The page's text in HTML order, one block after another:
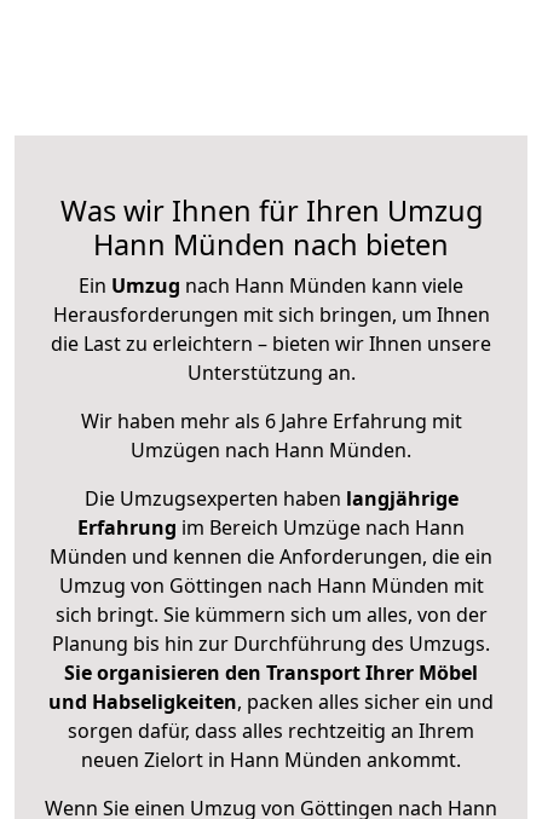
Was wir Ihnen für Ihren Umzug
Hann Münden nach bieten
Ein Umzug nach Hann Münden kann viele
Herausforderungen mit sich bringen, um Ihnen
die Last zu erleichtern – bieten wir Ihnen unsere
Unterstützung an.
Wir haben mehr als 6 Jahre Erfahrung mit
Umzügen nach Hann Münden.
Die Umzugsexperten haben langjährige
Erfahrung im Bereich Umzüge nach Hann
Münden und kennen die Anforderungen, die ein
Umzug von Göttingen nach Hann Münden mit
sich bringt. Sie kümmern sich um alles, von der
Planung bis hin zur Durchführung des Umzugs.
Sie organisieren den Transport Ihrer Möbel
und Habseligkeiten, packen alles sicher ein und
sorgen dafür, dass alles rechtzeitig an Ihrem
neuen Zielort in Hann Münden ankommt.
Wenn Sie einen Umzug von Göttingen nach Hann